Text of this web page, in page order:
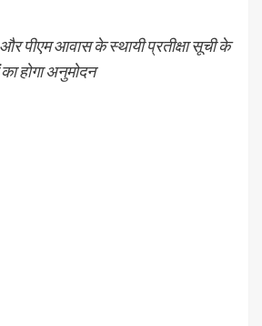
पीएम आवास के स्थायी प्रतीक्षा सूची के
होगा अनुमोदन